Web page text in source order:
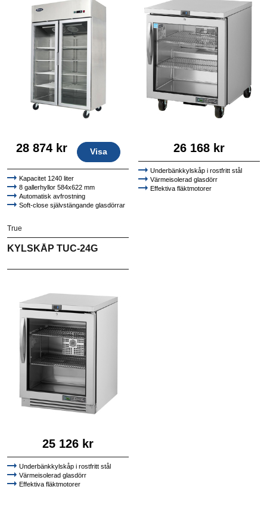
28 874 kr Visa
Kapacitet 1240 liter
8 gallerhyllor 584x622 mm
Automatisk avfrostning
Soft-close självstängande glasdörrar
26 168 kr
Underbänkkylskåp i rostfritt stål
Värmeisolerad glasdörr
Effektiva fläktmotorer
True
KYLSKÅP TUC-24G
25 126 kr
Underbänkkylskåp i rostfritt stål
Värmeisolerad glasdörr
Effektiva fläktmotorer